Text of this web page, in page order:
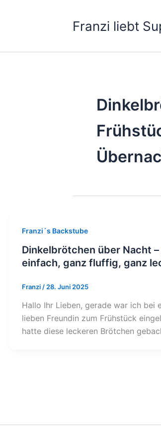
Franzi liebt
Franzi´s Backstube
Dinkelbrötchen über Nacht
einfach, ganz fluffig, ganz
Franzi / 28. Juni 2025
Hallo Ihr Lieben, gerade war ich bei
lieben Freundin zum Frühstück
hatte diese leckeren Brötchen